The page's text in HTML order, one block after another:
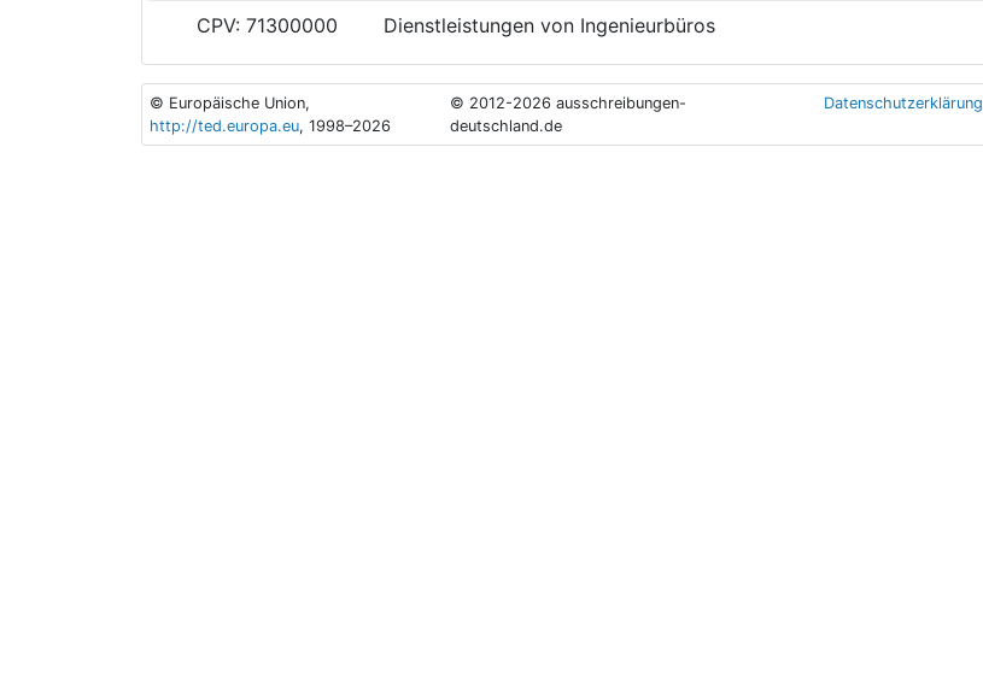
CPV: 71300000 Dienstleistungen von Ingenieurbüros
© Europäische Union,
http://ted.europa.eu, 1998–2026
© 2012-2026 ausschreibungen-
deutschland.de
Datenschutzerklärung